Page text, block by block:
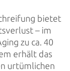
bietet
– im
zu ca. 40
erhält das
urtümlichen